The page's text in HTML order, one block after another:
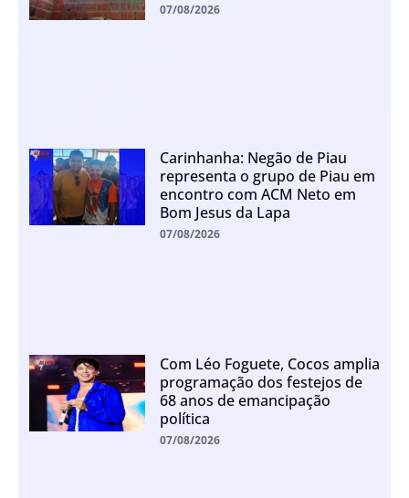
07/08/2026
Carinhanha: Negão de Piau
representa o grupo de Piau em
encontro com ACM Neto em
Bom Jesus da Lapa
07/08/2026
Com Léo Foguete, Cocos amplia
programação dos festejos de
68 anos de emancipação
política
07/08/2026